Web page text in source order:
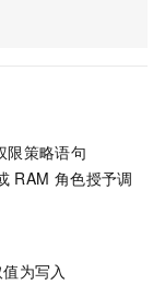
限策略语句
RAM 角色授予调
为写入